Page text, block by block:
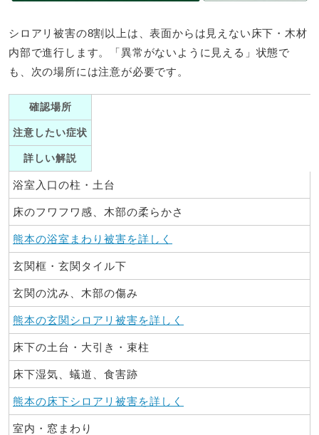
シロアリ被害の8割以上は、表面からは見えない床下・木材
内部で進行します。「異常がないように見える」状態で
も、次の場所には注意が必要です。
確認場所
注意したい症状
詳しい解説
浴室入口の柱・土台
床のフワフワ感、木部の柔らかさ
熊本の浴室まわり被害を詳しく
玄関框・玄関タイル下
玄関の沈み、木部の傷み
熊本の玄関シロアリ被害を詳しく
床下の土台・大引き・束柱
床下湿気、蟻道、食害跡
熊本の床下シロアリ被害を詳しく
室内・窓まわり